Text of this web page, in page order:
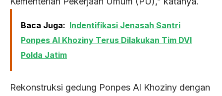
Baca Juga: Indentifikasi Jenasah Santri
Ponpes Al Khoziny Terus Dilakukan Tim DVI
Polda Jatim
Rekonstruksi gedung Ponpes Al Khoziny dengan